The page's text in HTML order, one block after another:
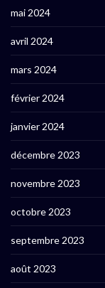
mai 2024
avril 2024
mars 2024
février 2024
janvier 2024
décembre 2023
novembre 2023
octobre 2023
septembre 2023
août 2023